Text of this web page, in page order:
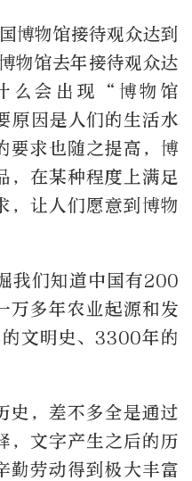
博物馆接待观众达到
物馆去年接待观众达
么会出现“博物馆
原因是人们的生活水
要求也随之提高，博
，在某种程度上满足
，让人们愿意到博物
我们知道中国有200
万多年农业起源和发
文明史、3300年的
史，差不多全是通过
，文字产生之后的历
勤劳动得到极大丰富